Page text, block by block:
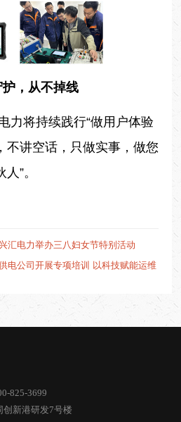
护，从不掉线
力将持续践行“做用户体验
不讲空话，只做实事，做您
”。
电力举办三八妇女节特别活动
电公司开展专项培训 以科技赋能运维
825-3699
创新港研发7号楼